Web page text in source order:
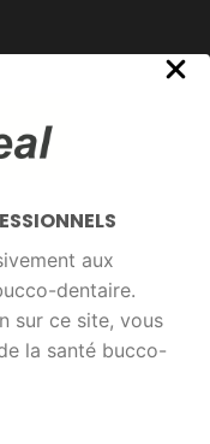
aux
dentaire.
sur ce site, vous
la santé bucco-